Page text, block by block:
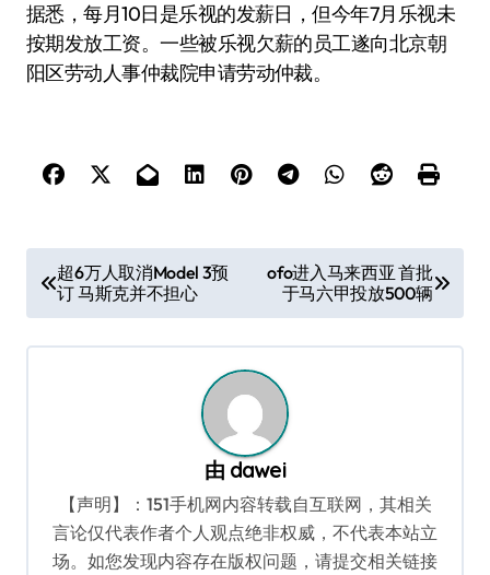
据悉，每月10日是乐视的发薪日，但今年7月乐视未
按期发放工资。一些被乐视欠薪的员工遂向北京朝
阳区劳动人事仲裁院申请劳动仲裁。
章
导
超6万人取消Model 3预
订 马斯克并不担心
ofo进入马来西亚 首批
于马六甲投放500辆
由 dawei
【声明】：151手机网内容转载自互联网，其相关
言论仅代表作者个人观点绝非权威，不代表本站立
场。如您发现内容存在版权问题，请提交相关链接